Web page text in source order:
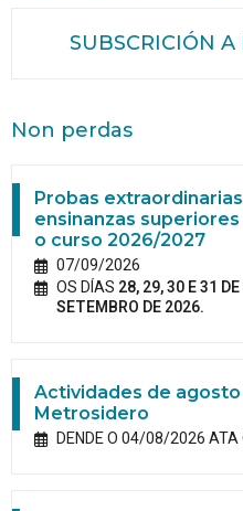
SUBSCRICIÓN A
Non perdas
Probas
ensinanzas
o curso 2026/2027
07/09/2026
OS DÍAS 28, 29, 30 E 31
SETEMBRO DE 2026.
Actividades de agosto
Metrosidero
DENDE O 04/08/2026